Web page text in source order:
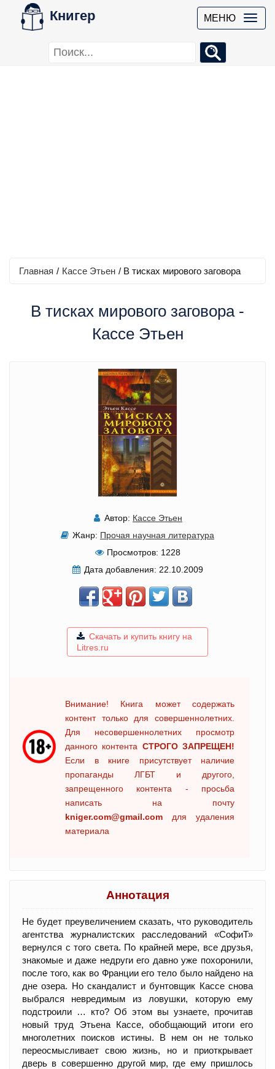
Книгер МЕНЮ
Главная / Кассе Этьен / В тисках мирового заговора
В тисках мирового заговора -
Кассе Этьен
Автор: Кассе Этьен
Жанр: Прочая научная литература
Просмотров: 1228
Дата добавления: 22.10.2009
Скачать и купить книгу на
Litres.ru
Внимание! Книга может содержать
контент только для совершеннолетних.
Для несовершеннолетних просмотр
данного контента СТРОГО ЗАПРЕЩЕН!
Если в книге присутствует наличие
пропаганды ЛГБТ и другого,
запрещенного контента - просьба
написать на почту
kniger.com@gmail.com для удаления
материала
Аннотация
Не будет преувеличением сказать, что руководитель
агентства журналистских расследований «СофиТ»
вернулся с того света. По крайней мере, все друзья,
знакомые и даже недруги его давно уже похоронили,
после того, как во Франции его тело было найдено на
дне озера. Но скандалист и бунтовщик Кассе снова
выбрался невредимым из ловушки, которую ему
подстроили … кто? Об этом вы узнаете, прочитав
новый труд Этьена Кассе, обобщающий итоги его
многолетних поисков истины. В нем он не только
переосмысливает свою жизнь, но и приоткрывает
дверь в совершенно другой мир, где ему пришлось